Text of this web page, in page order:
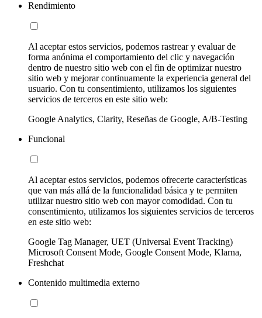
Rendimiento
Al aceptar estos servicios, podemos rastrear y evaluar de
forma anónima el comportamiento del clic y navegación
dentro de nuestro sitio web con el fin de optimizar nuestro
sitio web y mejorar continuamente la experiencia general del
usuario. Con tu consentimiento, utilizamos los siguientes
servicios de terceros en este sitio web:
Google Analytics, Clarity, Reseñas de Google, A/B-Testing
Funcional
Al aceptar estos servicios, podemos ofrecerte características
que van más allá de la funcionalidad básica y te permiten
utilizar nuestro sitio web con mayor comodidad. Con tu
consentimiento, utilizamos los siguientes servicios de terceros
en este sitio web:
Google Tag Manager, UET (Universal Event Tracking)
Microsoft Consent Mode, Google Consent Mode, Klarna,
Freshchat
Contenido multimedia externo